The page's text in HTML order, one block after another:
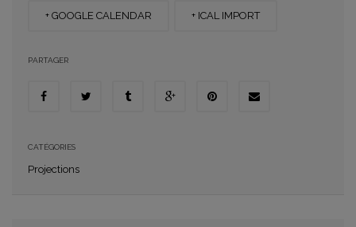
+ GOOGLE CALENDAR + ICAL IMPORT
PARTAGER
CATÉGORIES
Projections